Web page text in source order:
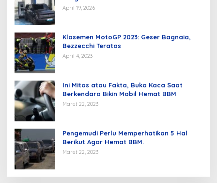
April 19, 2026
Klasemen MotoGP 2023: Geser Bagnaia,
Bezzecchi Teratas
April 4, 2023
Ini Mitos atau Fakta, Buka Kaca Saat
Berkendara Bikin Mobil Hemat BBM
Maret 22, 2023
Pengemudi Perlu Memperhatikan 5 Hal
Berikut Agar Hemat BBM.
Maret 22, 2023